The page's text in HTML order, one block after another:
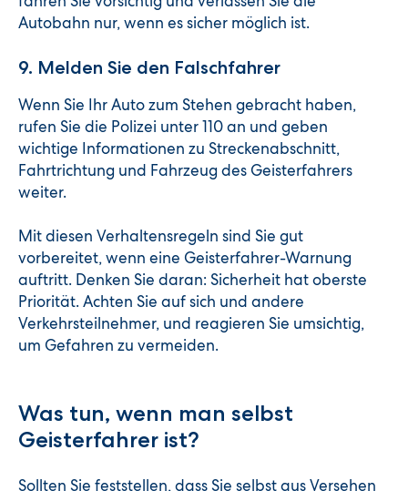
Autobahn nur, wenn es sicher möglich ist.
9. Melden Sie den Falschfahrer
Wenn Sie Ihr Auto zum Stehen gebracht haben,
rufen Sie die Polizei unter 110 an und geben
wichtige Informationen zu Streckenabschnitt,
Fahrtrichtung und Fahrzeug des Geisterfahrers
weiter.
Mit diesen Verhaltensregeln sind Sie gut
vorbereitet, wenn eine Geisterfahrer-Warnung
auftritt. Denken Sie daran: Sicherheit hat oberste
Priorität. Achten Sie auf sich und andere
Verkehrsteilnehmer, und reagieren Sie umsichtig,
um Gefahren zu vermeiden.
Was tun, wenn man selbst
Geisterfahrer ist?
Sollten Sie feststellen, dass Sie selbst aus Versehen